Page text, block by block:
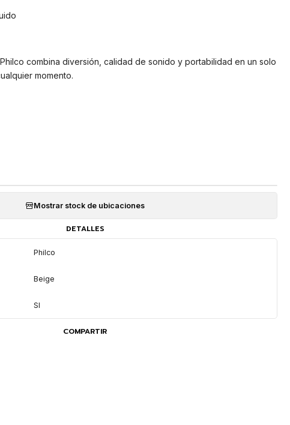
combina diversión, calidad de sonido y portabilidad en un solo
momento.
Mostrar stock de ubicaciones
DETALLES
Philco
Beige
SI
COMPARTIR